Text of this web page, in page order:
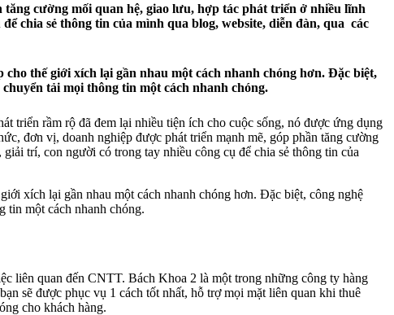
cường mối quan hệ, giao lưu, hợp tác phát triển ở nhiều lĩnh
chia sẻ thông tin của mình qua blog, website, diễn đàn, qua các
thế giới xích lại gần nhau một cách nhanh chóng hơn. Đặc biệt,
tải mọi thông tin một cách nhanh chóng.
triển rầm rộ đã đem lại nhiều tiện ích cho cuộc sống, nó được ứng dụng
đơn vị, doanh nghiệp được phát triển mạnh mẽ, góp phần tăng cường
trí, con người có trong tay nhiều công cụ để chia sẻ thông tin của
xích lại gần nhau một cách nhanh chóng hơn. Đặc biệt, công nghệ
tin một cách nhanh chóng.
liên quan đến CNTT. Bách Khoa 2 là một trong những công ty hàng
sẽ được phục vụ 1 cách tốt nhất, hỗ trợ mọi mặt liên quan khi thuê
cho khách hàng.